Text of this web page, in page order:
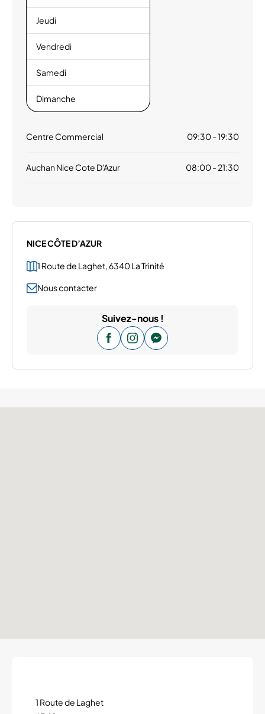
Jeudi
Vendredi
Samedi
Dimanche
Centre Commercial 09:30 - 19:30
Auchan Nice Cote D'Azur 08:00 - 21:30
NICE CÔTE D’AZUR
1 Route de Laghet, 6340 La Trinité
Nous contacter
Suivez-nous !
1 Route de Laghet